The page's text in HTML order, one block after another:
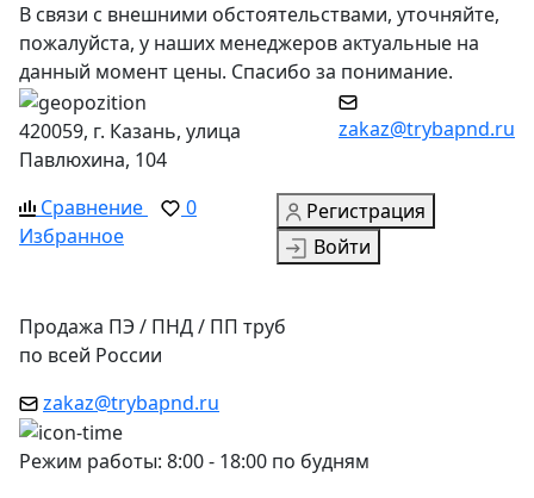
В связи с внешними обстоятельствами, уточняйте,
пожалуйста, у наших менеджеров актуальные на
данный момент цены. Спасибо за понимание.
420059, г. Казань, улица
Павлюхина, 104
zakaz@trybapnd.ru
Сравнение
0
Избранное
Регистрация
Войти
Продажа ПЭ / ПНД / ПП труб
по всей России
zakaz@trybapnd.ru
Режим работы: 8:00 - 18:00 по будням